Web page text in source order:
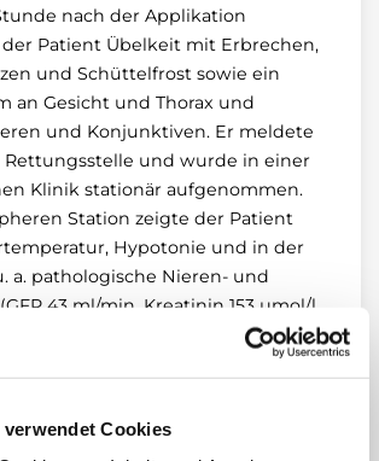
verwendet Cookies
nach der Applikation
Patient Übelkeit mit Erbrechen,
und Schüttelfrost sowie ein
an Gesicht und Thorax und
und Konjunktiven. Er meldete
Rettungsstelle und wurde in einer
Klinik stationär aufgenommen.
Station zeigte der Patient
Hypotonie und in der
a. pathologische Nieren- und
43 ml/min, Kreatinin 153 µmol/l,
mmol/l, Bilirubin gesamt 99,3
direkt 29,7 µmol/l, ASAT 5,8
17.600/µl (Neutrophile 97,3%),